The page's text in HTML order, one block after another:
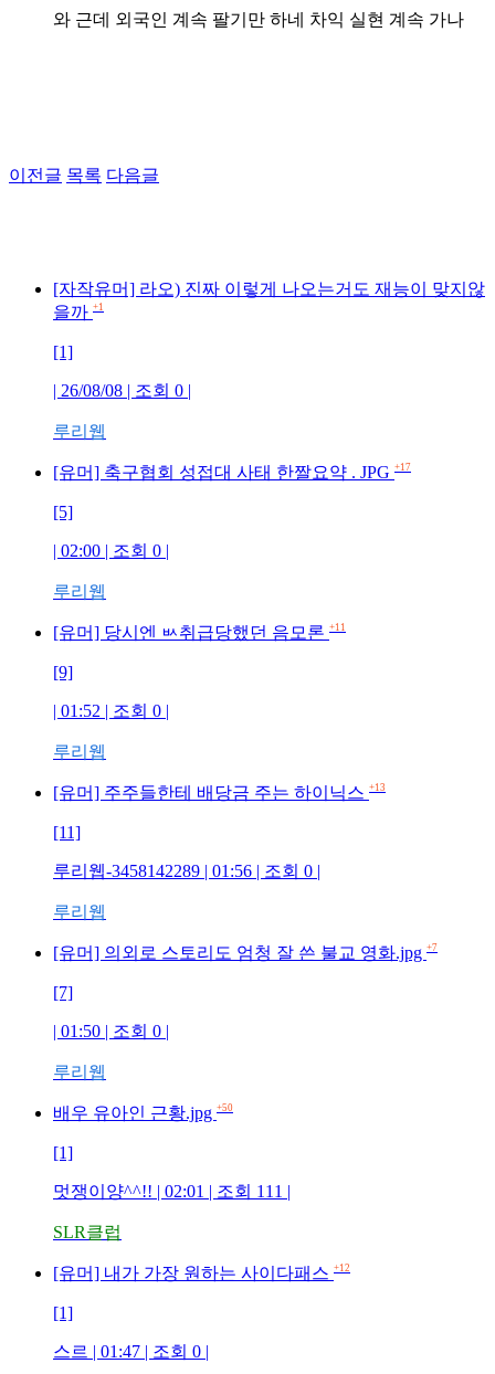
와 근데 외국인 계속 팔기만 하네 차익 실현 계속 가나
이전글 목록 다음글
[자작유머] 라오) 진짜 이렇게 나오는거도 재능이 맞지않
을까 +1
[1]
| 26/08/08 | 조회 0 |
루리웹
[유머] 축구협회 성접대 사태 한짤요약 . JPG +17
[5]
| 02:00 | 조회 0 |
루리웹
[유머] 당시엔 ㅄ취급당했던 음모론 +11
[9]
| 01:52 | 조회 0 |
루리웹
[유머] 주주들한테 배당금 주는 하이닉스 +13
[11]
루리웹-3458142289 | 01:56 | 조회 0 |
루리웹
[유머] 의외로 스토리도 엄청 잘 쓴 불교 영화.jpg +7
[7]
| 01:50 | 조회 0 |
루리웹
배우 유아인 근황.jpg +50
[1]
멋쟁이양^^!! | 02:01 | 조회 111 |
SLR클럽
[유머] 내가 가장 원하는 사이다패스 +12
[1]
스르 | 01:47 | 조회 0 |